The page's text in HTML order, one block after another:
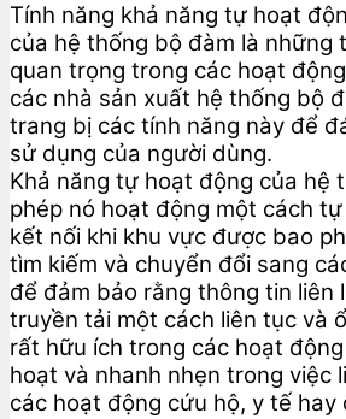
Tính năng khả năng tự hoạt
của hệ thống bộ đàm là những
quan trọng trong các hoạt
các nhà sản xuất hệ thống bộ
trang bị các tính năng này để
sử dụng của người dùng.
Khả năng tự hoạt động của hệ
phép nó hoạt động một cách
kết nối khi khu vực được bao
tìm kiếm và chuyển đổi sang
để đảm bảo rằng thông tin liên
truyền tải một cách liên tục và
rất hữu ích trong các hoạt
hoạt và nhanh nhẹn trong việc
các hoạt động cứu hộ, y tế hay